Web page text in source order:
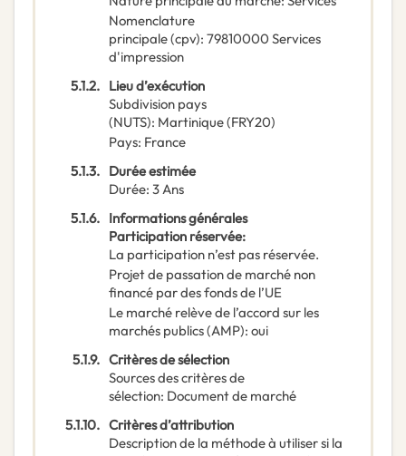
Nomenclature
principale(cpv): 79810000 Services
d'impression
5.1.2. Lieu d’exécution
Subdivision pays
(NUTS): Martinique(FRY20)
Pays: France
5.1.3. Durée estimée
Durée: 3Ans
5.1.6. Informations générales
Participation réservée:
La participation n’est pas réservée.
Projet de passation de marché non
financé par des fonds de l’UE
Le marché relève de l’accord sur les
marchés publics (AMP): oui
5.1.9. Critères de sélection
Sources des critères de
sélection: Document de marché
5.1.10. Critères d’attribution
Description de la méthode à utiliser si la